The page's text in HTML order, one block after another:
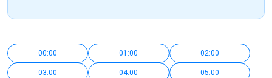
00:00 01:00 02:00
03:00 04:00 05:00